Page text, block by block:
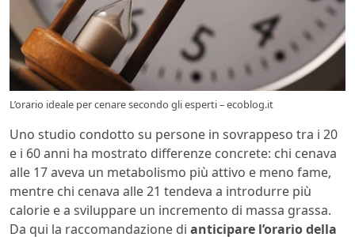
L’orario ideale per cenare secondo gli esperti – ecoblog.it
Uno studio condotto su persone in sovrappeso tra i 20
e i 60 anni ha mostrato differenze concrete: chi cenava
alle 17 aveva un metabolismo più attivo e meno fame,
mentre chi cenava alle 21 tendeva a introdurre più
calorie e a sviluppare un incremento di massa grassa.
Da qui la raccomandazione di anticipare l’orario della